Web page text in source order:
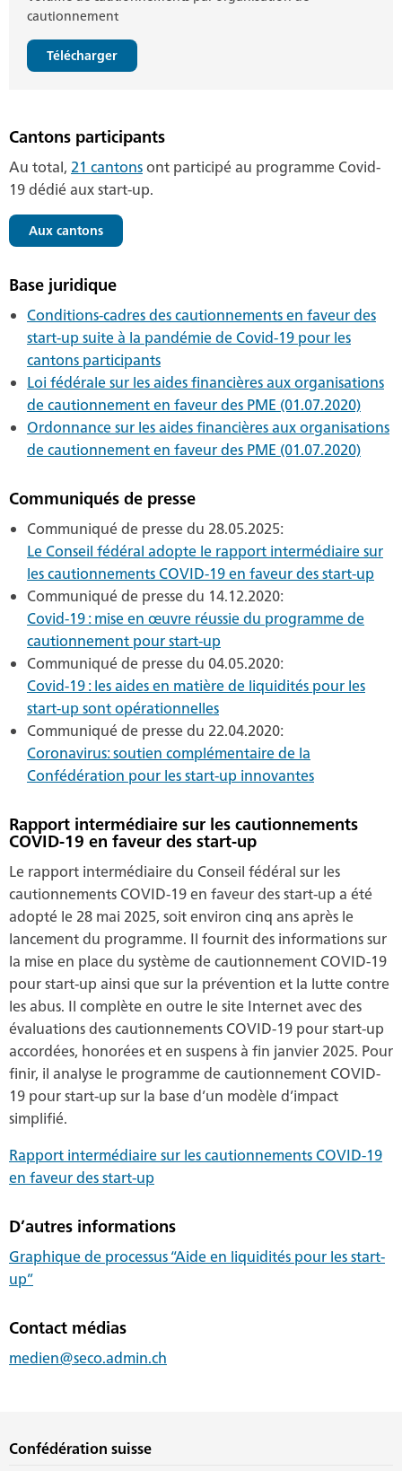
cautionnement
Télécharger
Cantons participants
Au total, 21 cantonsont participé au programme Covid-
19 dédié aux start-up.
Aux cantons
Base juridique
Conditions-cadres des cautionnements en faveur des
start-up suite à la pandémie de Covid-19 pour les
cantons participants
Loi fédérale sur les aides financières aux organisations
de cautionnement en faveur des PME (01.07.2020)
Ordonnance sur les aides financières aux organisations
de cautionnement en faveur des PME (01.07.2020)
Communiqués de presse
Communiqué de presse du 28.05.2025:
Le Conseil fédéral adopte le rapport intermédiaire sur
les cautionnements COVID-19 en faveur des start-up
Communiqué de presse du 14.12.2020:
Covid-19 : mise en œuvre réussie du programme de
cautionnement pour start-up
Communiqué de presse du 04.05.2020:
Covid-19 : les aides en matière de liquidités pour les
start-up sont opérationnelles
Communiqué de presse du 22.04.2020:
Coronavirus: soutien complémentaire de la
Confédération pour les start-up innovantes
Rapport intermédiaire sur les cautionnements
COVID-19 en faveur des start-up
Le rapport intermédiaire du Conseil fédéral sur les
cautionnements COVID-19 en faveur des start-up a été
adopté le 28 mai 2025, soit environ cinq ans après le
lancement du programme. Il fournit des informations sur
la mise en place du système de cautionnement COVID-19
pour start-up ainsi que sur la prévention et la lutte contre
les abus. Il complète en outre le site Internet avec des
évaluations des cautionnements COVID-19 pour start-up
accordées, honorées et en suspens à fin janvier 2025. Pour
finir, il analyse le programme de cautionnement COVID-
19 pour start-up sur la base d’un modèle d’impact
simplifié.
Rapport intermédiaire sur les cautionnements COVID-19
en faveur des start-up
D’autres informations
Graphique de processus “Aide en liquidités pour les start-
up”
Contact médias
medien@seco.admin.ch
Confédération suisse